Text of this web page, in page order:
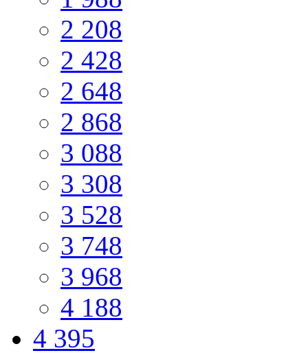
2 208
2 428
2 648
2 868
3 088
3 308
3 528
3 748
3 968
4 188
4 395